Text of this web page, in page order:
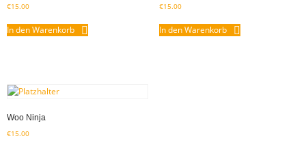
€15.00
In den Warenkorb
€15.00
In den Warenkorb
Woo Ninja
€15.00